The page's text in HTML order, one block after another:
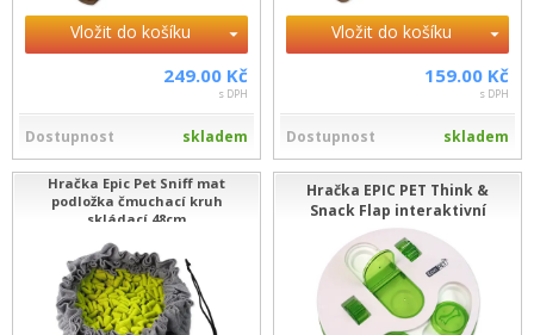
Vložit do košíku
249.00 Kč
s DPH
Dostupnost skladem
Vložit do košíku
159.00 Kč
s DPH
Dostupnost skladem
Hračka Epic Pet Sniff mat
podložka čmuchací kruh
skládací 48cm
Hračka EPIC PET Think &
Snack Flap interaktivní